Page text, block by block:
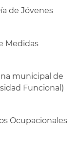
de Jóvenes
Medidas
municipal de
Funcional)
Ocupacionales